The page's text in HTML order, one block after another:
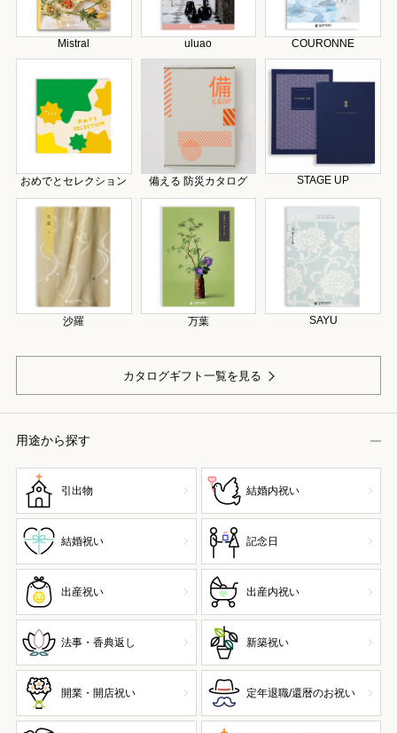
Mistral uluao COURONNE
おめでとセレクション 備える 防災カタログ STAGE UP
沙羅 万葉 SAYU
カタログギフト一覧を見る
用途から探す
引出物 結婚内祝い
結婚祝い 記念日
出産祝い 出産内祝い
法事・香典返し 新築祝い
開業・開店祝い 定年退職/還暦のお祝い